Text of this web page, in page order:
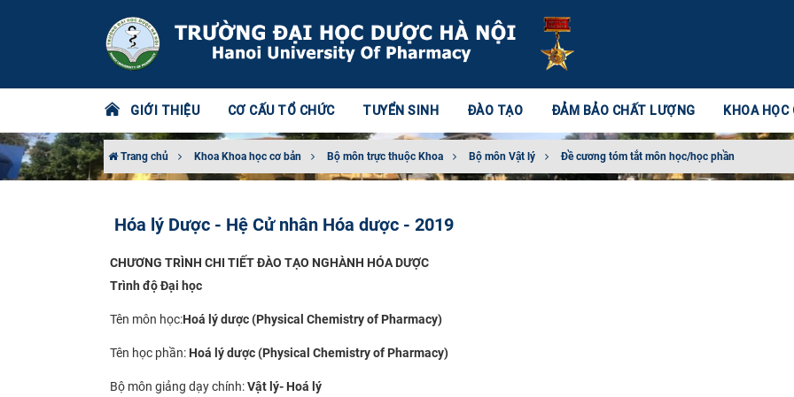
GIỚI THIỆU CƠ CẤU TỔ CHỨC TUYỂN SINH ĐÀO TẠO ĐẢM BẢO CHẤT LƯỢNG KHOA HỌC
Trang chủ Khoa Khoa học cơ bản Bộ môn trực thuộc Khoa Bộ môn Vật lý Đề cương tóm tắt môn học/học phần
Hóa lý Dược - Hệ Cử nhân Hóa dược - 2019
CHƯƠNG TRÌNH CHI TIẾT ĐÀO TẠO NGHÀNH HÓA DƯỢC
Trình độ Đại học
Tên môn học:Hoá lýdược (Physical Chemistry of Pharmacy)
Tên học phần: Hoá lý dược (Physical Chemistry of Pharmacy)
Bộ môn giảng dạy chính:Vật lý- Hoá lý